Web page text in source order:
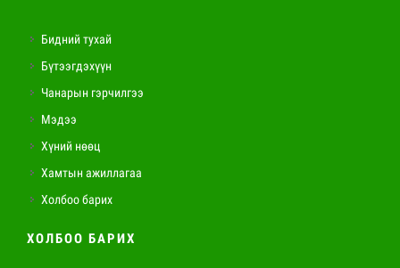
Бидний тухай
Бүтээгдэхүүн
Чанарын гэрчилгээ
Мэдээ
Хүний нөөц
Хамтын ажиллагаа
Холбоо барих
ХОЛБОО БАРИХ